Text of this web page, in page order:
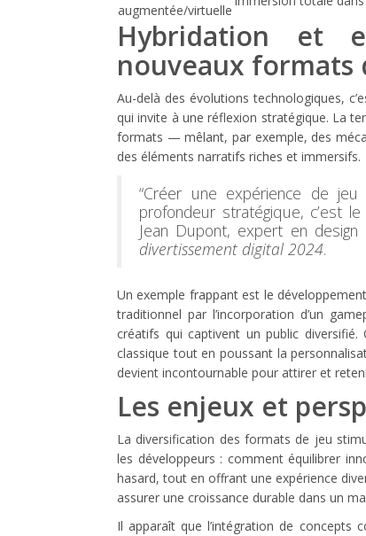
augmentée/virtuelle
Hybridation et
nouveaux formats
Au-delà des évolutions technologiques,
qui invite à une réflexion stratégique. La
formats — mêlant, par exemple, des
des éléments narratifs riches et immersifs.
“Créer une expérience de
profondeur stratégique, c’est
Jean Dupont, expert en
divertissement digital 2024.
Un exemple frappant est le
traditionnel par l’incorporation d’un
créatifs qui captivent un public
classique tout en poussant la
devient incontournable pour attirer et
Les enjeux et
La diversification des formats de jeu
les développeurs : comment équilibrer
hasard, tout en offrant une expérience
assurer une croissance durable dans un
Il apparaît que l’intégration de concepts